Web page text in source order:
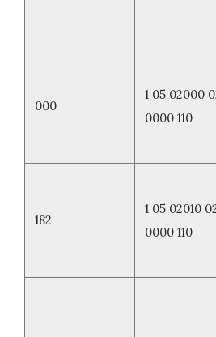
000
1 05 02000
0000 110
182
1 05 02010
0000 110